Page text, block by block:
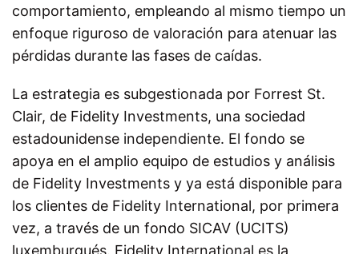
comportamiento, empleando al mismo tiempo un
enfoque riguroso de valoración para atenuar las
pérdidas durante las fases de caídas.
La estrategia es subgestionada por Forrest St.
Clair, de Fidelity Investments, una sociedad
estadounidense independiente. El fondo se
apoya en el amplio equipo de estudios y análisis
de Fidelity Investments y ya está disponible para
los clientes de Fidelity International, por primera
vez, a través de un fondo SICAV (UCITS)
luxemburgués. Fidelity International es la